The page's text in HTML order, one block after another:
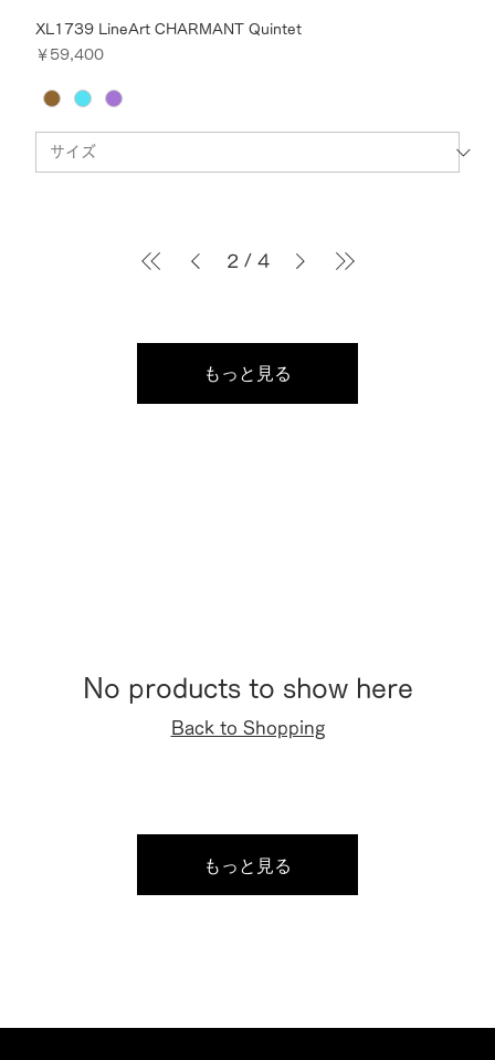
XL1739 LineArt CHARMANT Quintet
価格
￥59,400
2 / 4
もっと見る
No products to show here
Back to Shopping
もっと見る